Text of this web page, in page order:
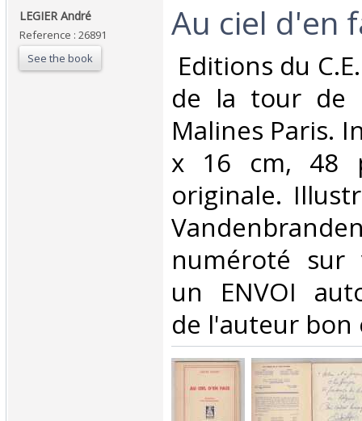
‎LEGIER André‎
Reference : 26891
See the book
‎Au ciel d'en
Editions du
de la tour de
Malines Paris.
x 16 cm, 48
originale.
numéroté sur
un ENVOI
de l'auteur bon